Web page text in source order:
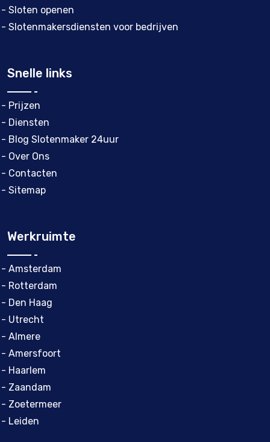
- Sloten openen
- Slotenmakersdiensten voor bedrijven
Snelle links
- Prijzen
- Diensten
- Blog Slotenmaker 24uur
- Over Ons
- Contacten
- Sitemap
Werkruimte
- Amsterdam
- Rotterdam
- Den Haag
- Utrecht
- Almere
- Amersfoort
- Haarlem
- Zaandam
- Zoetermeer
- Leiden